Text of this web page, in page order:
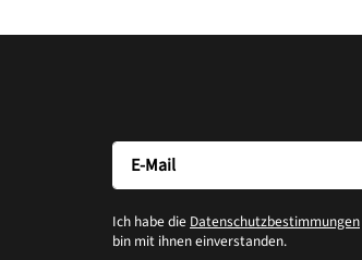
Ich habe die Datenschutzbestimmungen
bin mit ihnen einverstanden.